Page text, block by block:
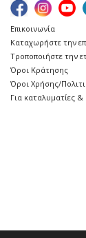
Επικοινωνία
Καταχωρήστε την
Τροποποιήστε την
Όροι Κράτησης
Όροι Χρήσης/
Για καταλυματίες